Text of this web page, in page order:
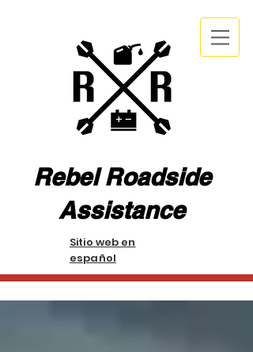
Rebel Roadside
Assistance
Sitio web en
español